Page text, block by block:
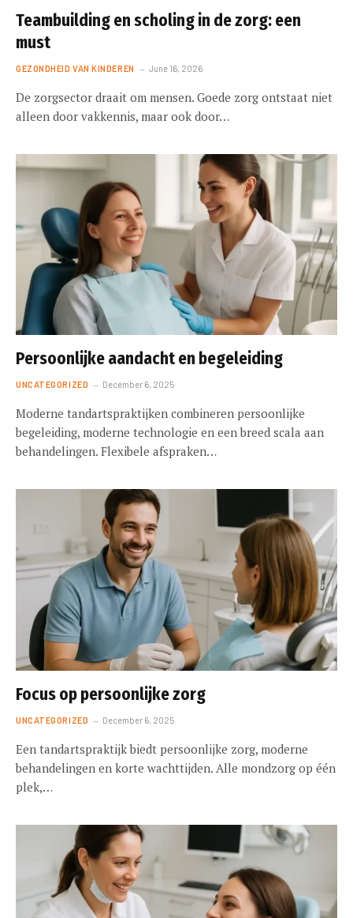
Teambuilding en scholing in de zorg: een
must
GEZONDHEID VAN KINDEREN June 16, 2026
De zorgsector draait om mensen. Goede zorg ontstaat niet
alleen door vakkennis, maar ook door…
Persoonlijke aandacht en begeleiding
UNCATEGORIZED December 6, 2025
Moderne tandartspraktijken combineren persoonlijke
begeleiding, moderne technologie en een breed scala aan
behandelingen. Flexibele afspraken…
Focus op persoonlijke zorg
UNCATEGORIZED December 6, 2025
Een tandartspraktijk biedt persoonlijke zorg, moderne
behandelingen en korte wachttijden. Alle mondzorg op één
plek,…